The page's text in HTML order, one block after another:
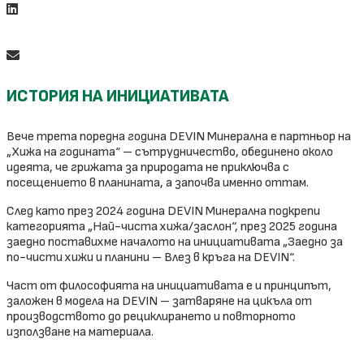
ИСТОРИЯ НА ИНИЦИАТИВАТА
Вече трета поредна година DEVIN Минерална е партньор на
„Хижа на годината“ – сътрудничество, обединено около
идеята, че грижата за природата не приключва с
посещението в планината, а започва именно оттам.
След като през 2024 година DEVIN Минерална подкрепи
категорията „Най-чиста хижа/заслон“, през 2025 година
заедно поставихме началото на инициативата „Заедно за
по-чисти хижи и планини – Влез в кръга на DEVIN“.
Част от философията на инициативата е и принципът,
заложен в модела на DEVIN – затваряне на цикъла от
производството до рециклирането и повторното
използване на материала.